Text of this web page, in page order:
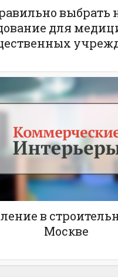
выбрать
для
в
Москве